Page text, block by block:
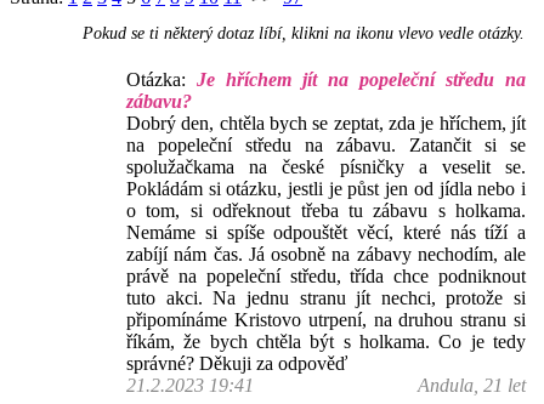
Pokud se ti některý dotaz líbí, klikni na ikonu vlevo vedle otázky.
Otázka: Je hříchem jít na popeleční středu na
zábavu?
Dobrý den, chtěla bych se zeptat, zda je hříchem, jít
na popeleční středu na zábavu. Zatančit si se
spolužačkama na české písničky a veselit se.
Pokládám si otázku, jestli je půst jen od jídla nebo i
o tom, si odřeknout třeba tu zábavu s holkama.
Nemáme si spíše odpouštět věcí, které nás tíží a
zabíjí nám čas. Já osobně na zábavy nechodím, ale
právě na popeleční středu, třída chce podniknout
tuto akci. Na jednu stranu jít nechci, protože si
připomínáme Kristovo utrpení, na druhou stranu si
říkám, že bych chtěla být s holkama. Co je tedy
správné? Děkuji za odpověď
21.2.2023 19:41
Andula, 21 let